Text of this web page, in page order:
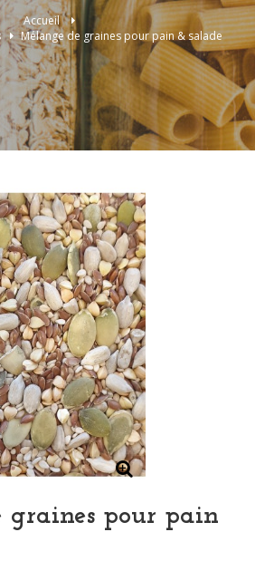
Accueil
>
> Mélange de graines pour pain & salade
graines pour pain